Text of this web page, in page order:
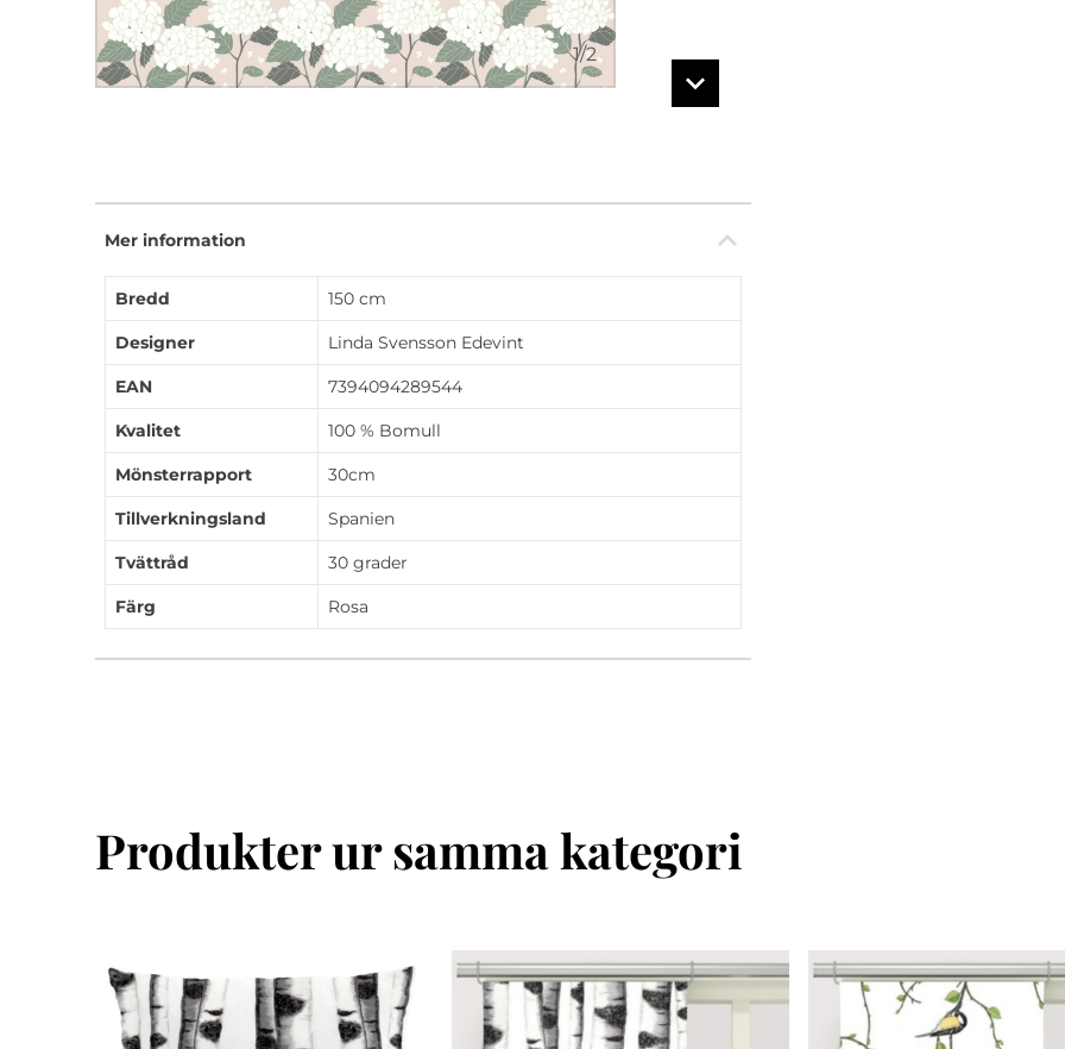
1/2
Mer information
Bredd 150 cm
Designer Linda Svensson Edevint
EAN 7394094289544
Kvalitet 100 % Bomull
Mönsterrapport 30cm
Tillverkningsland Spanien
Tvättråd 30 grader
Färg Rosa
Produkter ur samma kategori